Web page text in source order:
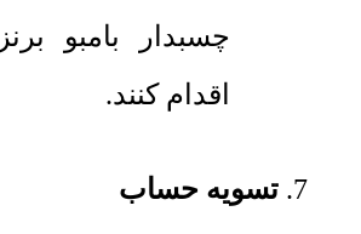
چسبدار بامبو
اقدام کنند.
تسویه حساب